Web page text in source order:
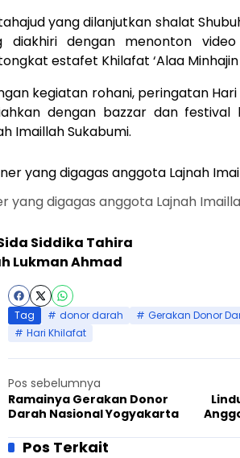
yang dilanjutkan shalat
diakhiri dengan menonton
estafet Khilafat ‘Alaa Minhajin
kegiatan rohani, peringatan
dengan bazzar dan
Imaillah Sukabumi.
yang digagas anggota Lajnah
Siddika Tahira
Lukman Ahmad
Tag donor darah
Gerakan Donor
Hari Khilafat
Pos sebelumnya
Ramainya Gerakan Donor
Darah Nasional Yogyakarta
Pos Terkait